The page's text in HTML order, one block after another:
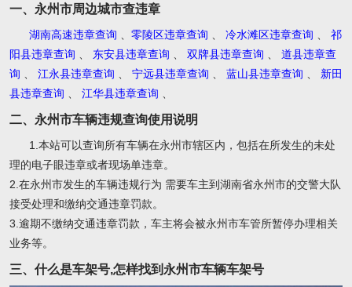
一、永州市周边城市查违章
湖南高速违章查询 零陵区违章查询 冷水滩区违章查询
祁
阳县违章查询
东安县违章查询 双牌县违章查询
道县违章查
询
江永县违章查询 宁远县违章查询 蓝山县违章查询
新田
县违章查询
江华县违章查询
二、永州市车辆违规查询使用说明
1.本站可以查询所有车辆在永州市辖区内，包括在所发生的未处
理的电子眼违章或者现场单违章。
2.在永州市发生的车辆违规行为 需要车主到湖南省永州市的交警大队
接受处理和缴纳交通违章罚款。
3.逾期不缴纳交通违章罚款，车主将会被永州市车管所暂停办理相关
业务等。
三、什么是车架号,怎样找到永州市车辆车架号